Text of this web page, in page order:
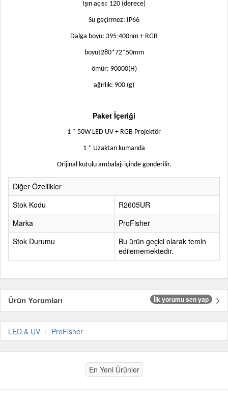
Işın açısı: 120 (derece)
Su geçirmez: IP66
Dalga boyu: 395-400nm + RGB
boyut280*72*50mm
ömür: 90000(H)
ağırlık: 900 (g)
Paket İçeriği
1 * 50W LED UV + RGB Projektör
1 * Uzaktan kumanda
Orijinal kutulu ambalajı içinde gönderilir.
Diğer Özellikler
Stok Kodu
R2605UR
Marka
ProFisher
Stok Durumu
Bu ürün geçici olarak temin
edilememektedir.
Ürün Yorumları İlk yorumu sen yap
LED & UV ProFisher
En Yeni Ürünler